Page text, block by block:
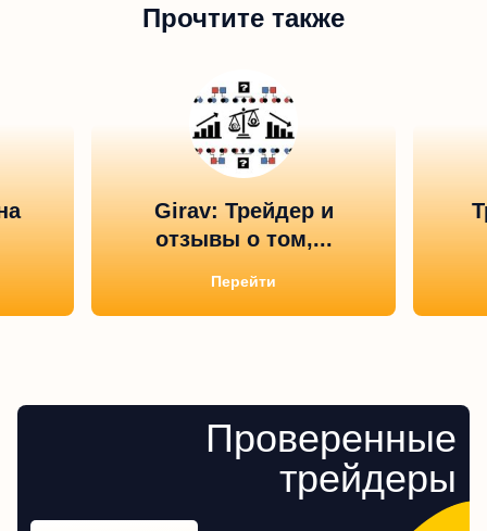
Прочтите также
Girav: Трейдер и
отзывы о том,...
Перейти
Проверенные
трейдеры